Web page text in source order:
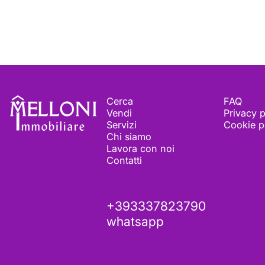
Melloni immobiliare
Cerca
Vendi
Servizi
Chi siamo
Lavora con noi
Contatti
FAQ
Privacy
Cookie
+393337823790
whatsapp